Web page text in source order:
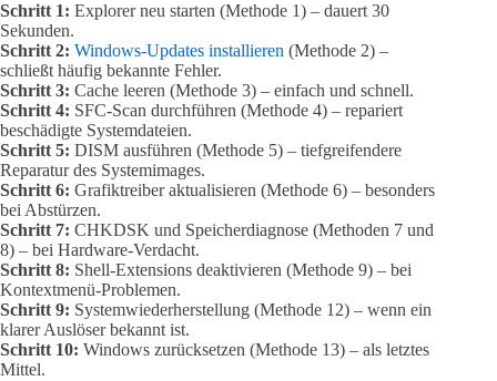
Schritt 1: Explorer neu starten (Methode 1) – dauert 30
Sekunden.
Schritt 2: Windows-Updates installieren (Methode 2) –
schließt häufig bekannte Fehler.
Schritt 3: Cache leeren (Methode 3) – einfach und schnell.
Schritt 4: SFC-Scan durchführen (Methode 4) – repariert
beschädigte Systemdateien.
Schritt 5: DISM ausführen (Methode 5) – tiefgreifendere
Reparatur des Systemimages.
Schritt 6: Grafiktreiber aktualisieren (Methode 6) – besonders
bei Abstürzen.
Schritt 7: CHKDSK und Speicherdiagnose (Methoden 7 und
8) – bei Hardware-Verdacht.
Schritt 8: Shell-Extensions deaktivieren (Methode 9) – bei
Kontextmenü-Problemen.
Schritt 9: Systemwiederherstellung (Methode 12) – wenn ein
klarer Auslöser bekannt ist.
Schritt 10: Windows zurücksetzen (Methode 13) – als letztes
Mittel.